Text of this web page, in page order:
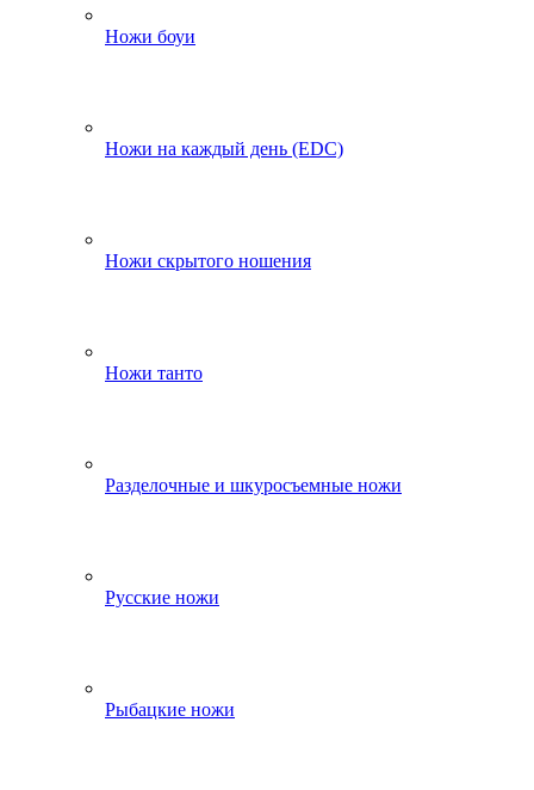
Ножи боуи
Ножи на каждый день (EDC)
Ножи скрытого ношения
Ножи танто
Разделочные и шкуросъемные ножи
Русские ножи
Рыбацкие ножи